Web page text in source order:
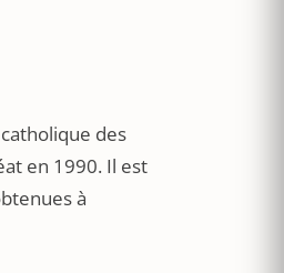
des
en 1990. Il est
à